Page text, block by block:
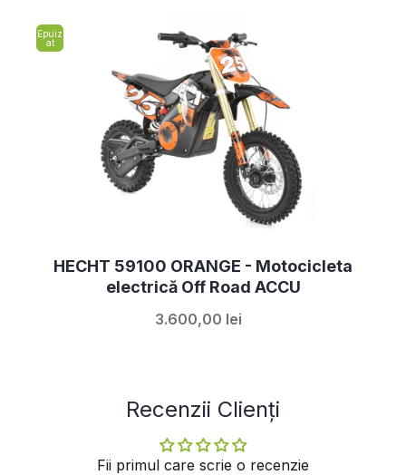
Epuiz
at
HECHT 59100 ORANGE - Motocicleta
electrică Off Road ACCU
3.600,00 lei
Recenzii Clienți
Fii primul care scrie o recenzie